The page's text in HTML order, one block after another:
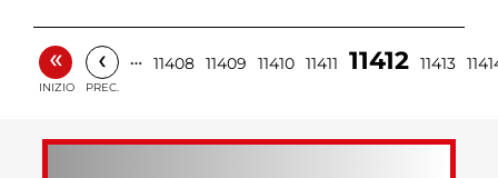
«
INIZIO
‹
PREC.
… 11408 11409 11410 11411 11412 11413